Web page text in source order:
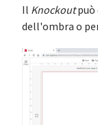
Il Knockoutpuò
dell'ombra o